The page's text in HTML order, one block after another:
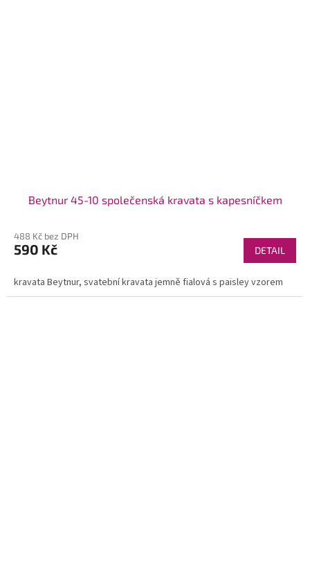
Beytnur 45-10 společenská kravata s kapesníčkem
488 Kč bez DPH
590 Kč DETAIL
kravata Beytnur, svatební kravata jemně fialová s paisley vzorem